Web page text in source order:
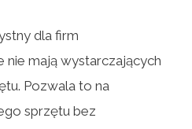
dla firm
mają wystarczających
Pozwala to na
sprzętu bez